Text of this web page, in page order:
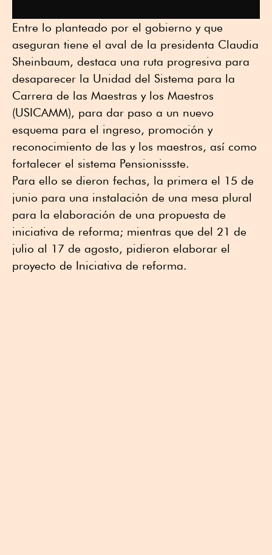
Entre lo planteado por el gobierno y que
aseguran tiene el aval de la presidenta Claudia
Sheinbaum, destaca una ruta progresiva para
desaparecer la Unidad del Sistema para la
Carrera de las Maestras y los Maestros
(USICAMM), para dar paso a un nuevo
esquema para el ingreso, promoción y
reconocimiento de las y los maestros, así como
fortalecer el sistema Pensionissste.
Para ello se dieron fechas, la primera el 15 de
junio para una instalación de una mesa plural
para la elaboración de una propuesta de
iniciativa de reforma; mientras que del 21 de
julio al 17 de agosto, pidieron elaborar el
proyecto de Iniciativa de reforma.